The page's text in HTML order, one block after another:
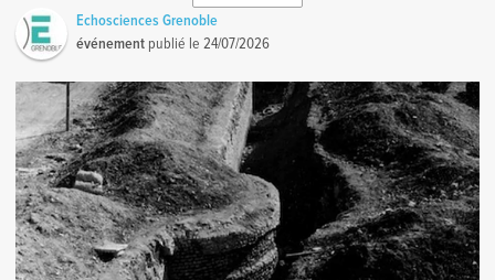
Echosciences Grenoble
événement publié le24/07/2026